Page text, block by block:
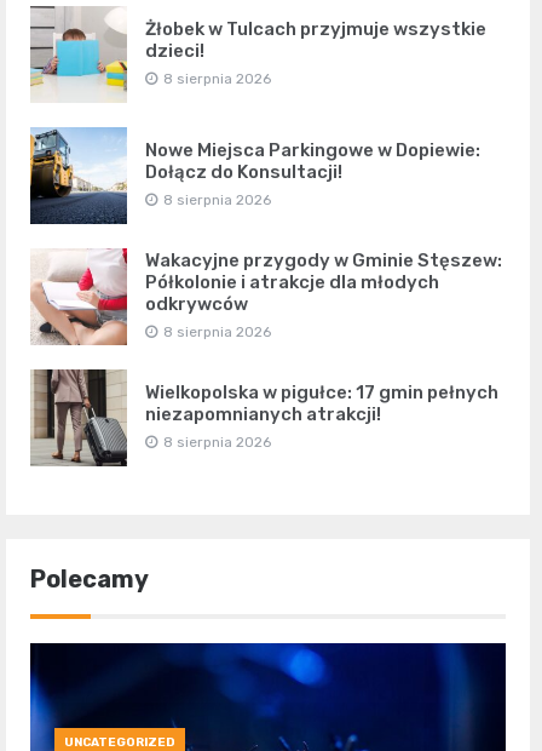
Żłobek w Tulcach przyjmuje wszystkie
dzieci!
8 sierpnia 2026
Nowe Miejsca Parkingowe w Dopiewie:
Dołącz do Konsultacji!
8 sierpnia 2026
Wakacyjne przygody w Gminie Stęszew:
Półkolonie i atrakcje dla młodych
odkrywców
8 sierpnia 2026
Wielkopolska w pigułce: 17 gmin pełnych
niezapomnianych atrakcji!
8 sierpnia 2026
Polecamy
UNCATEGORIZED